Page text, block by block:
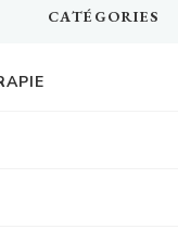
CATÉGORIES